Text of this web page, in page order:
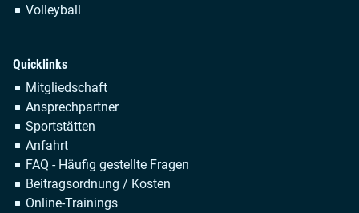
Volleyball
Quicklinks
Navigation
überspringen
Mitgliedschaft
Ansprechpartner
Sportstätten
Anfahrt
FAQ - Häufig gestellte Fragen
Beitragsordnung / Kosten
Online-Trainings